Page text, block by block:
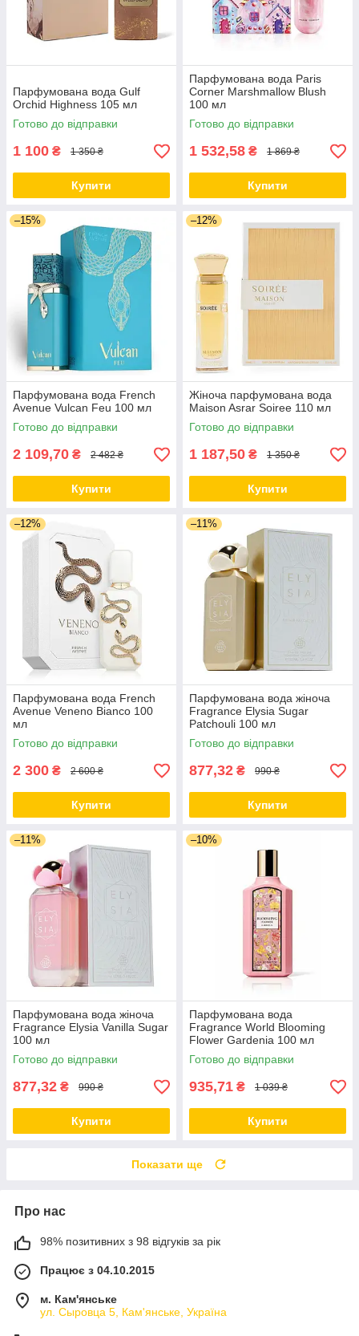
Парфумована вода Gulf
Orchid Highness 105 мл
Готово до відправки
1 100 ₴ 1 350 ₴
Купити
Парфумована вода Paris
Corner Marshmallow Blush
100 мл
Готово до відправки
1 532,58 ₴ 1 869 ₴
Купити
–15%
Парфумована вода French
Avenue Vulcan Feu 100 мл
Готово до відправки
2 109,70 ₴ 2 482 ₴
Купити
–12%
Жіноча парфумована вода
Maison Asrar Soiree 110 мл
Готово до відправки
1 187,50 ₴ 1 350 ₴
Купити
–12%
Парфумована вода French
Avenue Veneno Bianco 100
мл
Готово до відправки
2 300 ₴ 2 600 ₴
Купити
–11%
Парфумована вода жіноча
Fragrance Elysia Sugar
Patchouli 100 мл
Готово до відправки
877,32 ₴ 990 ₴
Купити
–11%
Парфумована вода жіноча
Fragrance Elysia Vanilla Sugar
100 мл
Готово до відправки
877,32 ₴ 990 ₴
Купити
–10%
Парфумована вода
Fragrance World Blooming
Flower Gardenia 100 мл
Готово до відправки
935,71 ₴ 1 039 ₴
Купити
Показати ще
Про нас
98% позитивних з 98 відгуків за рік
Працює з 04.10.2015
м. Кам'янське
ул. Сыровца 5, Кам'янське, Україна